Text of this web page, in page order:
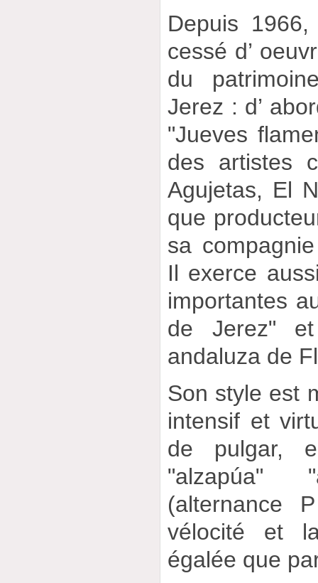
Depuis
cessé d’
du
Jerez : d’
"Jueves
des artistes
Agujetas, El
que
sa
Il exerce
importantes
de Jerez"
andaluza de
Son style est
intensif et
de pulgar,
"alzapúa"
vélocité et
égalée que